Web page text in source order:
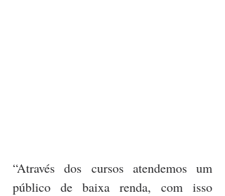
“Através dos cursos atendemos um
público de baixa renda, com isso